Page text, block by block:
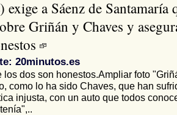
exige a Sáenz de Santamaría
Griñán y Chaves y
20minutos.es
los dos son honestos.Ampliar foto
como lo ha sido Chaves, que han
injusta, con un auto que todos